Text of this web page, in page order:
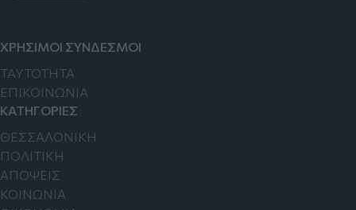
ΧΡΗΣΙΜΟΙ ΣΥΝΔΕΣΜΟΙ
TAYTOTHTA
ΕΠΙΚΟΙΝΩΝΙΑ
ΚΑΤΗΓΟΡΙΕΣ
ΘΕΣΣΑΛΟΝΙΚΗ
ΠΟΛΙΤΙΚΗ
ΑΠΟΨΕΙΣ
ΚΟΙΝΩΝΙΑ